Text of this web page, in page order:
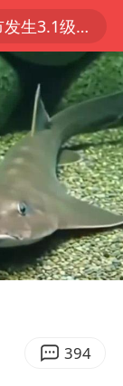
青海海西州茫崖市发生3.1级地震
以“新”破局 首发经济点亮城市消费活力
月地质图
更新
万获刑1年
小时警戒线
”读数爆表
费会更低吗
00:55
394